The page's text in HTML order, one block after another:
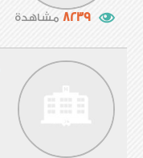
8239 مشاهدة